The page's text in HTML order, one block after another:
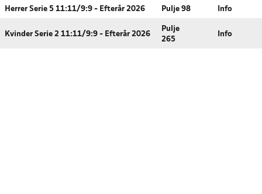
Herrer Serie 5 11:11/9:9 - Efterår 2026 Pulje 98 Info
Kvinder Serie 2 11:11/9:9 - Efterår 2026
Pulje
265
Info